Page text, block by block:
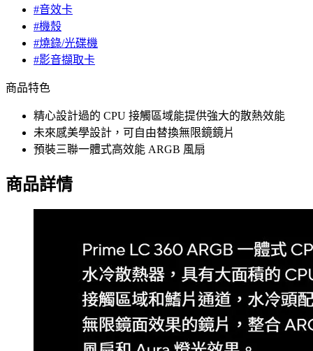
#音效卡
#機殼
#燒錄/光碟機
#影音擷取卡
商品特色
精心設計過的 CPU 接觸區域能提供強大的散熱效能
未來感美學設計，可自由替換無限鏡鏡片
預裝三聯一體式高效能 ARGB 風扇
商品詳情